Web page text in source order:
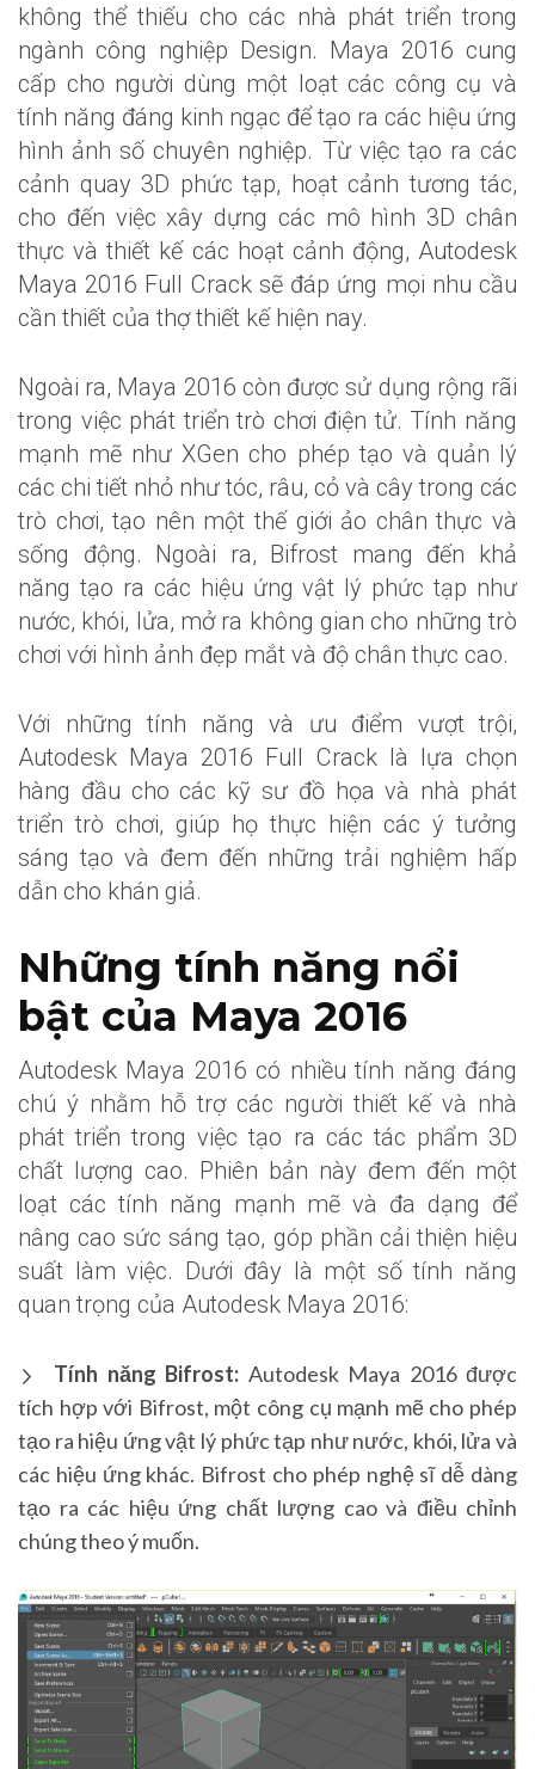
không thể thiếu cho các nhà phát triển trong
ngành công nghiệp Design. Maya 2016 cung
cấp cho người dùng một loạt các công cụ và
tính năng đáng kinh ngạc để tạo ra các hiệu ứng
hình ảnh số chuyên nghiệp. Từ việc tạo ra các
cảnh quay 3D phức tạp, hoạt cảnh tương tác,
cho đến việc xây dựng các mô hình 3D chân
thực và thiết kế các hoạt cảnh động, Autodesk
Maya 2016 Full Crack sẽ đáp ứng mọi nhu cầu
cần thiết của thợ thiết kế hiện nay.
Ngoài ra, Maya 2016 còn được sử dụng rộng rãi
trong việc phát triển trò chơi điện tử. Tính năng
mạnh mẽ như XGen cho phép tạo và quản lý
các chi tiết nhỏ như tóc, râu, cỏ và cây trong các
trò chơi, tạo nên một thế giới ảo chân thực và
sống động. Ngoài ra, Bifrost mang đến khả
năng tạo ra các hiệu ứng vật lý phức tạp như
nước, khói, lửa, mở ra không gian cho những trò
chơi với hình ảnh đẹp mắt và độ chân thực cao.
Với những tính năng và ưu điểm vượt trội,
Autodesk Maya 2016 Full Crack là lựa chọn
hàng đầu cho các kỹ sư đồ họa và nhà phát
triển trò chơi, giúp họ thực hiện các ý tưởng
sáng tạo và đem đến những trải nghiệm hấp
dẫn cho khán giả.
Những tính năng nổi
bật của Maya 2016
Autodesk Maya 2016 có nhiều tính năng đáng
chú ý nhằm hỗ trợ các người thiết kế và nhà
phát triển trong việc tạo ra các tác phẩm 3D
chất lượng cao. Phiên bản này đem đến một
loạt các tính năng mạnh mẽ và đa dạng để
nâng cao sức sáng tạo, góp phần cải thiện hiệu
suất làm việc. Dưới đây là một số tính năng
quan trọng của Autodesk Maya 2016:
Tính năng Bifrost: Autodesk Maya 2016 được
tích hợp với Bifrost, một công cụ mạnh mẽ cho phép
tạo ra hiệu ứng vật lý phức tạp như nước, khói, lửa và
các hiệu ứng khác. Bifrost cho phép nghệ sĩ dễ dàng
tạo ra các hiệu ứng chất lượng cao và điều chỉnh
chúng theo ý muốn.